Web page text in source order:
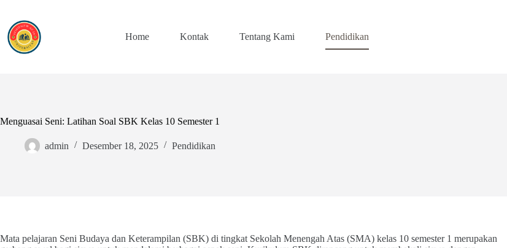
content
Home
Kontak Tentang Kami Pendidikan
Menguasai Seni: Latihan Soal SBK Kelas 10 Semester 1
admin Desember 18, 2025 Pendidikan
Mata pelajaran Seni Budaya dan Keterampilan (SBK) di tingkat Sekolah Menengah Atas (SMA) kelas 10 semester 1 merupakan